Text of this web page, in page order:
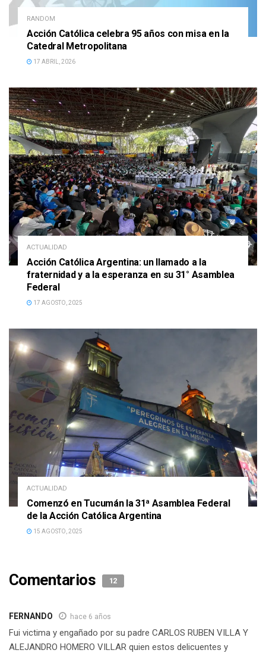
RANDOM
Acción Católica celebra 95 años con misa en la
Catedral Metropolitana
17 ABRIL, 2026
ACTUALIDAD
Acción Católica Argentina: un llamado a la
fraternidad y a la esperanza en su 31° Asamblea
Federal
17 AGOSTO, 2025
ACTUALIDAD
Comenzó en Tucumán la 31ª Asamblea Federal
de la Acción Católica Argentina
15 AGOSTO, 2025
Comentarios 12
FERNANDO hace 6 años
Fui victima y engañado por su padre CARLOS RUBEN VILLA Y
ALEJANDRO HOMERO VILLAR quien estos delicuentes y